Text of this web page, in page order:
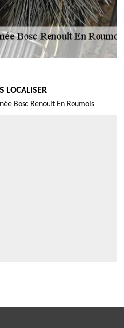
LOCALISER
Bosc Renoult En Roumois